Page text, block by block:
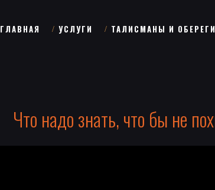
ГЛАВНАЯ УСЛУГИ ТАЛИСМАНЫ И ОБЕРЕГИ
Что надо знать, что бы не